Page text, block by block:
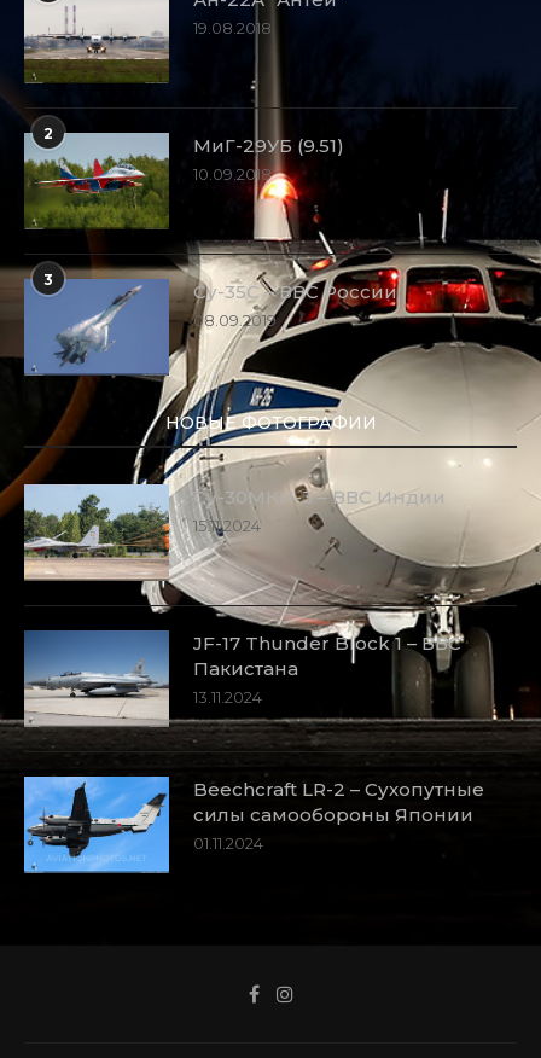
19.08.2018
2
МиГ-29УБ (9.51)
10.09.2018
3
Су-35С – ВВС России
08.09.2019
НОВЫЕ ФОТОГРАФИИ
Су-30МКИ-3 – ВВС Индии
15.11.2024
JF-17 Thunder Block 1 – ВВС
Пакистана
13.11.2024
Beechcraft LR-2 – Сухопутные
силы самообороны Японии
01.11.2024